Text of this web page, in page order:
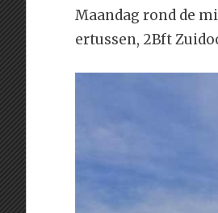
Maandag rond de
ertussen, 2Bft